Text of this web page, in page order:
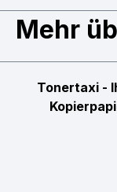
Mehr
Tonertaxi -